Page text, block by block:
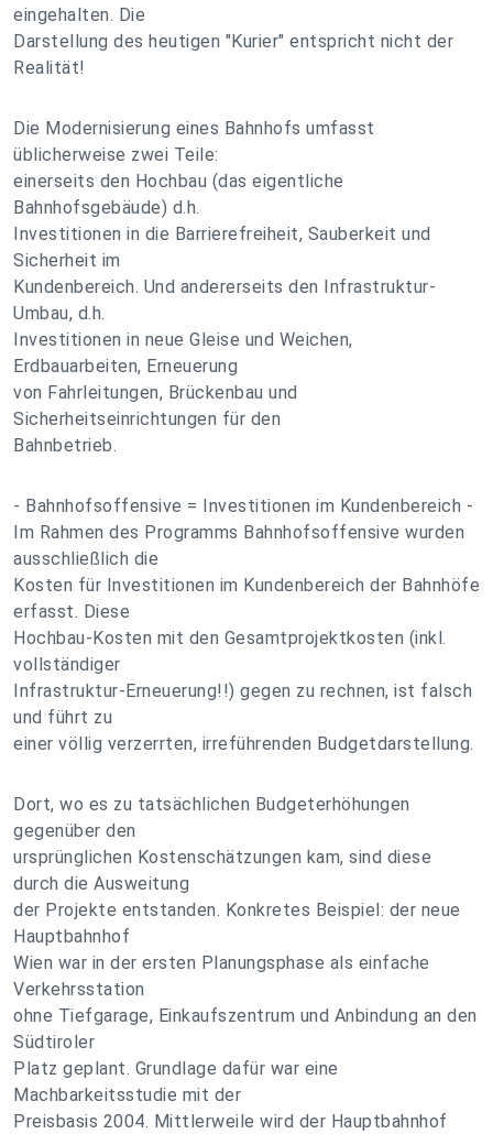
eingehalten. Die
Darstellung des heutigen "Kurier" entspricht nicht der
Realität!
Die Modernisierung eines Bahnhofs umfasst
üblicherweise zwei Teile:
einerseits den Hochbau (das eigentliche
Bahnhofsgebäude) d.h.
Investitionen in die Barrierefreiheit, Sauberkeit und
Sicherheit im
Kundenbereich. Und andererseits den Infrastruktur-
Umbau, d.h.
Investitionen in neue Gleise und Weichen,
Erdbauarbeiten, Erneuerung
von Fahrleitungen, Brückenbau und
Sicherheitseinrichtungen für den
Bahnbetrieb.
- Bahnhofsoffensive = Investitionen im Kundenbereich -
Im Rahmen des Programms Bahnhofsoffensive wurden
ausschließlich die
Kosten für Investitionen im Kundenbereich der Bahnhöfe
erfasst. Diese
Hochbau-Kosten mit den Gesamtprojektkosten (inkl.
vollständiger
Infrastruktur-Erneuerung!!) gegen zu rechnen, ist falsch
und führt zu
einer völlig verzerrten, irreführenden Budgetdarstellung.
Dort, wo es zu tatsächlichen Budgeterhöhungen
gegenüber den
ursprünglichen Kostenschätzungen kam, sind diese
durch die Ausweitung
der Projekte entstanden. Konkretes Beispiel: der neue
Hauptbahnhof
Wien war in der ersten Planungsphase als einfache
Verkehrsstation
ohne Tiefgarage, Einkaufszentrum und Anbindung an den
Südtiroler
Platz geplant. Grundlage dafür war eine
Machbarkeitsstudie mit der
Preisbasis 2004. Mittlerweile wird der Hauptbahnhof